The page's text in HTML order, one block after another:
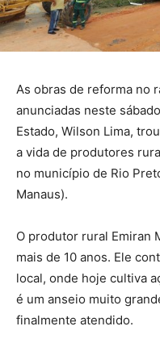
As obras de reforma no
anunciadas neste
Estado, Wilson Lima,
a vida de produtores
no município de Rio
Manaus).
O produtor rural Emiran
mais de 10 anos. Ele
local, onde hoje cultiva
é um anseio muito
finalmente atendido.